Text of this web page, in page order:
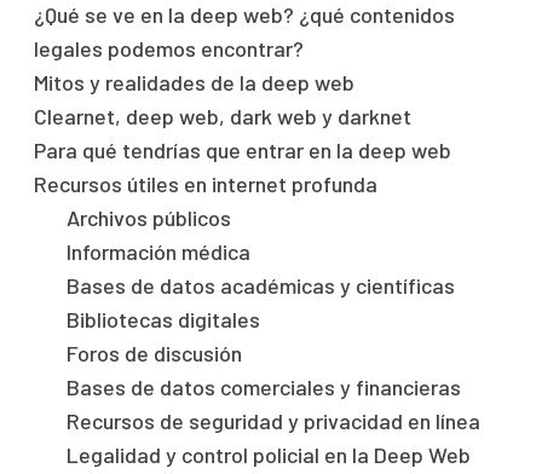
¿Qué se ve en la deep web? ¿qué contenidos
legales podemos encontrar?
Mitos y realidades de la deep web
Clearnet, deep web, dark web y darknet
Para qué tendrías que entrar en la deep web
Recursos útiles en internet profunda
Archivos públicos
Información médica
Bases de datos académicas y científicas
Bibliotecas digitales
Foros de discusión
Bases de datos comerciales y financieras
Recursos de seguridad y privacidad en línea
Legalidad y control policial en la Deep Web